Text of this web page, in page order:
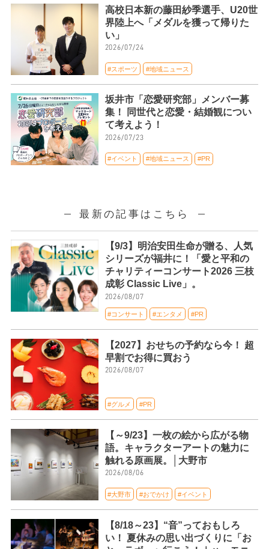
高校日本新の藤田紗季選手、U20世
界陸上へ「メダルを獲って帰りた
い」
2026/07/24
#スポーツ #地域ニュース
坂井市「恋愛研究部」メンバー募
集！ 同世代と恋愛・結婚観につい
て考えよう！
2026/07/23
#イベント #地域ニュース #PR
最新の記事はこちら
【9/3】明治安田生命が贈る、人気
シリーズが福井に！「愛と平和の
チャリティーコンサート2026 三枝
成彰 Classic Live」。
2026/08/07
#コンサート #エンタメ #PR
【2027】おせちの予約なら今！ 超
早割でお得に買おう
2026/08/07
#グルメ #PR
【～9/23】一枚の絵から広がる物
語。キャラクターアートの魅力に
触れる原画展。│大野市
2026/08/06
#大野市 #おでかけ #イベント
【8/18～23】“音”っておもしろ
い！ 夏休みの思い出づくりに「お